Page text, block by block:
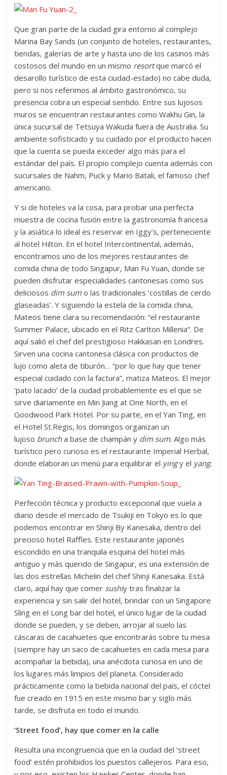
Que gran parte de la ciudad gira entorno al complejo
Marina Bay Sands (un conjunto de hoteles, restaurantes,
tiendas, galerías de arte y hasta uno de los casinos más
costosos del mundo en un mismo resortque marcó el
desarollo turístico de esta ciudad-estado) no cabe duda,
pero si nos referimos al ámbito gastronómico, su
presencia cobra un especial sentido. Entre sus lujosos
muros se encuentran restaurantes como Wakhu Gin, la
única sucursal de Tetsuya Wakuda fuera de Australia. Su
ambiente sofisticado y su cuidado por el producto hacen
que la cuenta se pueda exceder algo más para el
estándar del país. El propio complejo cuenta además con
sucursales de Nahm, Puck y Mario Batali, el famoso chef
americano.
Y si de hoteles va la cosa, para probar una perfecta
muestra de cocina fusión entre la gastronomía francesa
y la asiática lo ideal es reservar en Iggy’s, perteneciente
al hotel Hilton. En el hotel Intercontinental, además,
encontramos uno de los mejores restaurantes de
comida china de todo Singapur, Man Fu Yuan, donde se
pueden disfrutar especialidades cantonesas como sus
deliciosos dim sum o las tradicionales ‘costillas de cerdo
glaseadas’. Y siguiendo la estela de la comida china,
Mateos tiene clara su recomendación: “el restaurante
Summer Palace, ubicado en el Ritz Carlton Millenia”. De
aquí salió el chef del prestigioso Hakkasan en Londres.
Sirven una cocina cantonesa clásica con productos de
lujo como aleta de tiburón… “por lo que hay que tener
especial cuidado con la factura”, matiza Mateos. El mejor
‘pato lacado’ de la ciudad probablemente es el que se
sirve diariamente en Min Jiang at One North, en el
Goodwood Park Hotel. Por su parte, en el Yan Ting, en
el Hotel St.Regis, los domingos organizan un
lujoso bruncha base de champán y dim sum. Algo más
turístico pero curioso es el restaurante Imperial Herbal,
donde elaboran un menú para equilibrar el yingy el yang.
Perfección técnica y producto excepcional que vuela a
diario desde el mercado de Tsukiji en Tokyo es lo que
podemos encontrar en Shinji By Kanesaka, dentro del
precioso hotel Raffles. Este restaurante japonés
escondido en una tranquila esquina del hotel más
antiguo y más querido de Singapur, es una extensión de
las dos estrellas Michelin del chef Shinji Kanesaka. Está
claro, aquí hay que comer sushiy tras finalizar la
experiencia y sin salir del hotel, brindar con un Singapore
Sling en el Long bar del hotel, el único lugar de la ciudad
donde se pueden, y se deben, arrojar al suelo las
cáscaras de cacahuetes que encontrarás sobre tu mesa
(siempre hay un saco de cacahuetes en cada mesa para
acompañar la bebida), una anécdota curiosa en uno de
los lugares más limpios del planeta. Considerado
prácticamente como la bebida nacional del país, el cóctel
fue creado en 1915 en este mismo bar y siglo más
tarde, se disfruta en todo el mundo.
‘Street food’, hay que comer en la calle
Resulta una incongruencia que en la ciudad del ‘street
food’ estén prohibidos los puestos callejeros. Para eso,